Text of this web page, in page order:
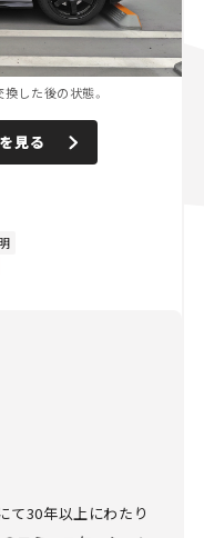
した後の状態。
見る
て30年以上にわたり